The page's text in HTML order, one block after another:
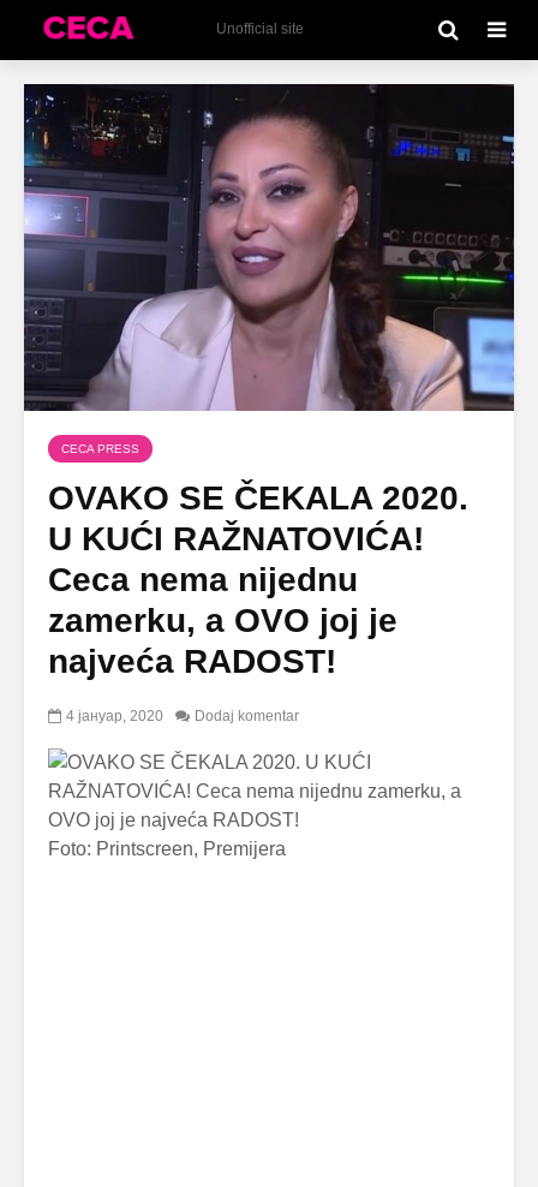
Unofficial site
CECA PRESS
OVAKO SE ČEKALA 2020.
U KUĆI RAŽNATOVIĆA!
Ceca nema nijednu
zamerku, a OVO joj je
najveća RADOST!
4 јануар, 2020 Dodaj komentar
Foto: Printscreen, Premijera